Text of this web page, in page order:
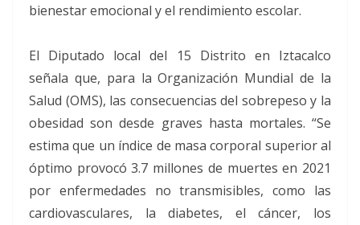
bienestar emocional y el rendimiento escolar.
El Diputado local del 15 Distrito en Iztacalco
señala que, para la Organización Mundial de la
Salud (OMS), las consecuencias del sobrepeso y la
obesidad son desde graves hasta mortales. “Se
estima que un índice de masa corporal superior al
óptimo provocó 3.7 millones de muertes en 2021
por enfermedades no transmisibles, como las
cardiovasculares, la diabetes, el cáncer, los